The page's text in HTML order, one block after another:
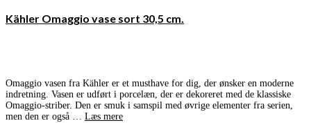
Kähler Omaggio vase sort 30,5 cm.
Omaggio vasen fra Kähler er et musthave for dig, der ønsker en moderne
indretning. Vasen er udført i porcelæn, der er dekoreret med de klassiske
Omaggio-striber. Den er smuk i samspil med øvrige elementer fra serien,
men den er også … Læs mere